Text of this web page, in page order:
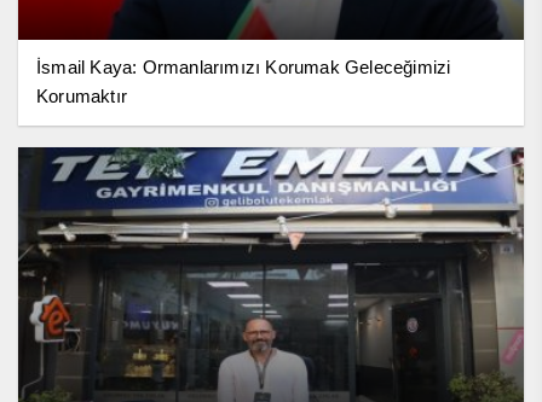
İsmail Kaya: Ormanlarımızı Korumak Geleceğimizi
Korumaktır